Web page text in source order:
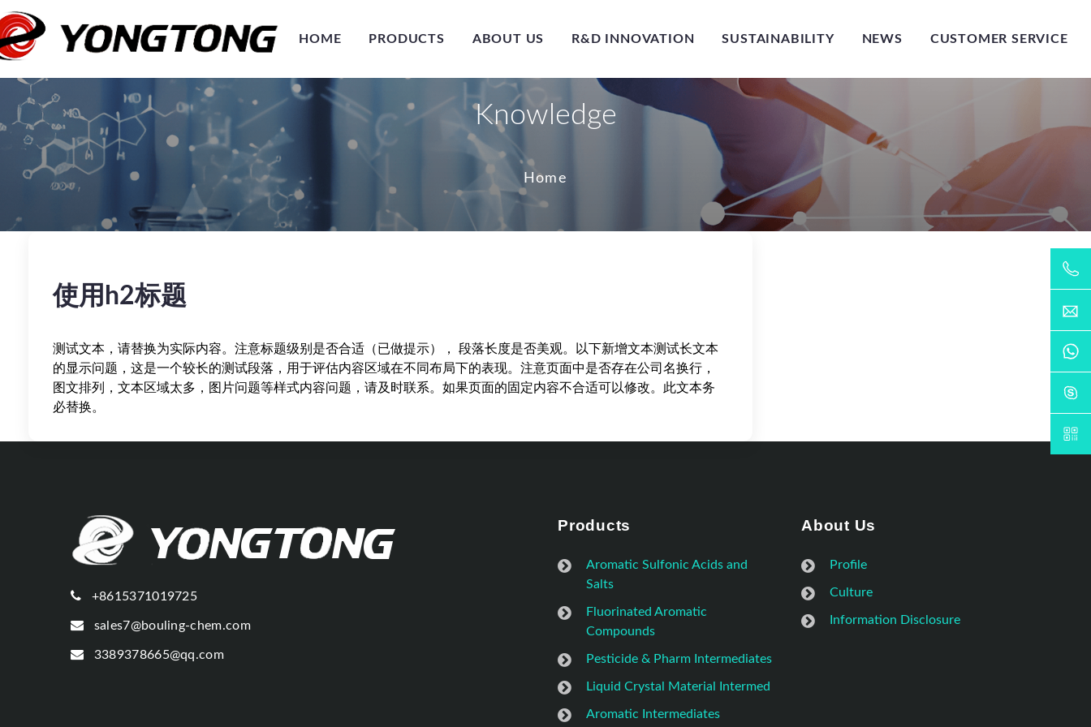
HOME PRODUCTS ABOUT US R&D INNOVATION SUSTAINABILITY NEWS CUSTOMER SERVICE
Knowledge
Home
使用h2标题
测试文本，请替换为实际内容。注意标题级别是否合适（已做提示）， 段落长度是否美观。以下新增文本测试长文本
的显示问题，这是一个较长的测试段落，用于评估内容区域在不同布局下的表现。注意页面中是否存在公司名换行，
图文排列，文本区域太多，图片问题等样式内容问题，请及时联系。如果页面的固定内容不合适可以修改。此文本务
必替换。
+8615371019725
sales7@bouling-chem.com
3389378665@qq.com
Products
Aromatic Sulfonic Acids and
Salts
Fluorinated Aromatic
Compounds
Pesticide & Pharm Intermediates
Liquid Crystal Material Intermed
Aromatic Intermediates
About Us
Profile
Culture
Information Disclosure